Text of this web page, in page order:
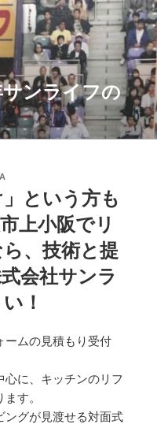
ンライフの
という方も
上小阪でリ
、技術と提
会社サンラ
！
ームの見積もり受付
に、キッチンのリフ
す。
ングが見渡せる対面式